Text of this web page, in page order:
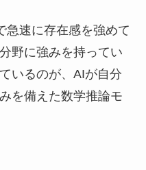
急速に存在感を強めて
野に強みを持ってい
いるのが、AIが自分
を備えた数学推論モ